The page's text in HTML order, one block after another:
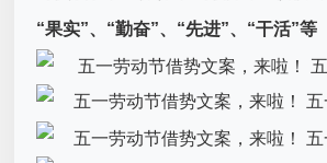
“果实”、“勤奋”、“先进”、“干活”等